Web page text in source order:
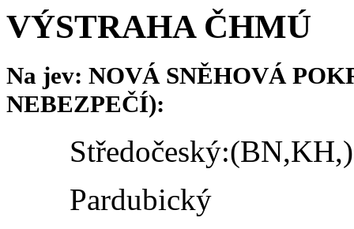
VÝSTRAHA ČHMÚ
Na jev: NOVÁ SNĚHOVÁ
NEBEZPEČÍ):
Středočeský:(BN,KH,)
Pardubický